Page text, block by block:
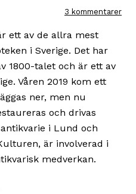
3 kommentarer
ett av de allra mest
i Sverige. Det har
1800-talet och är ett av
Våren 2019 kom ett
ner, men nu
och drivas
i Lund och
är involverad i
medverkan.